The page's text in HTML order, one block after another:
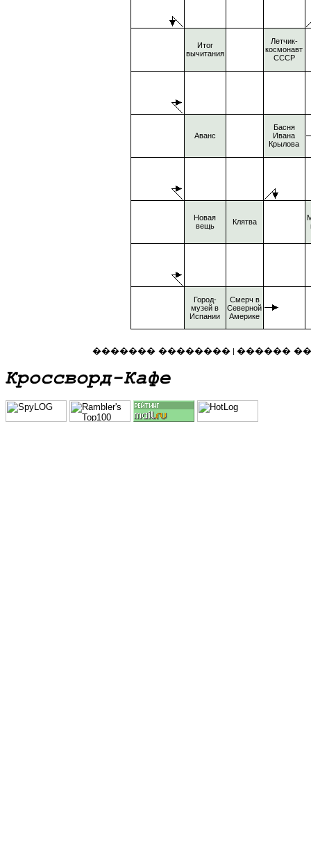
Итог
вычитания
Летчик-
космонавт
СССР
Аванс
Басня
Ивана
Крылова
Новая
вещь
Клятва
Город-
музей в
Испании
Смерч в
Северной
Америке
������� �������� | ������